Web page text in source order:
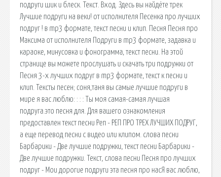
подруги шик и блеск. Текст. Вход. Здесь вы найдёте трек
Лучшие подруги на веки! от исполнителя Песенка про лучших
подруг ! в mp3 формате, текст песни и клип. Песня Песня про
Максима от исполнителя Подруги в mp3 формате, задавка и
караоке, минусовка и фонограмма, текст песни. На этой
странице вы можете прослушать и скачать три подружки от
Песня 3-х лучших подруг в mp3 формате, текст к песни и
клип. Тексты песен; соня,таня вы самые лучшие подруги в
мире я вас люблю: : : : Ты моя самая-самая лучшая
подруга.это песня для. Для вашего ознакомления
предоставлен текст песни Реп - РЕП ПРО ТРЕХ ЛУЧШИХ ПОДРУГ,
а еще перевод песни с видео или клипом. слова песни
Барбарики - Две лучшие подружки, текст песни Барбарики -
Две лучшие подружки. Текст, слова песни Песня про лучших
подруг - Мои дорогие подруги эта песня про насЯ вас люблю,